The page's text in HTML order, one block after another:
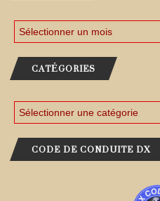
CATÉGORIES
CODE DE CONDUITE DX